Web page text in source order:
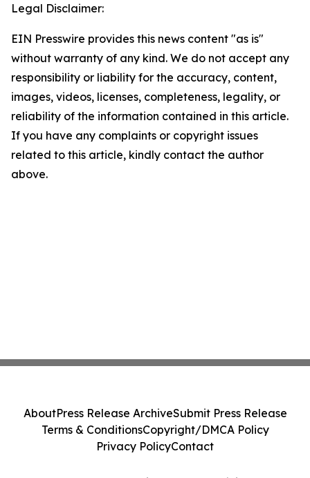
Legal Disclaimer:
EIN Presswire provides this news content "as is"
without warranty of any kind. We do not accept any
responsibility or liability for the accuracy, content,
images, videos, licenses, completeness, legality, or
reliability of the information contained in this article.
If you have any complaints or copyright issues
related to this article, kindly contact the author
above.
AboutPress Release ArchiveSubmit Press Release
Terms & ConditionsCopyright/DMCA Policy
Privacy PolicyContact